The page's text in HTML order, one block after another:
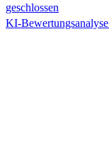
geschlossen
KI-Bewertungsanalyse